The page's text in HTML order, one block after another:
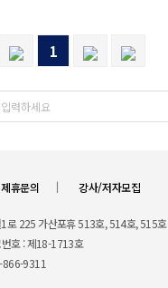
1
제휴문의 ㅣ 강사/저자모집
로 225 가산포휴 513호, 514호, 515호
호 : 제18-1713호
866-9311